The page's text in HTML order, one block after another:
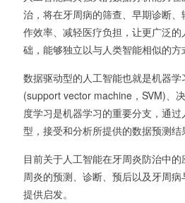
治，将在牙周病的筛查、早期诊断
作效率、减轻医疗负担，让更广泛
础，能够独立以与人类智能相似的方
数据驱动型的人工智能也就是机器
(support vector machine，SVM)、
度学习是机器学习的重要分支，通
型，接受和分析所提供的数据预测结
目前关于人工智能在牙周炎防治中
周炎的预测、诊断、预后以及牙周
提供启发。